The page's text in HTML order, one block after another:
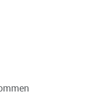
in Piedrahita
in Lasserg, schön